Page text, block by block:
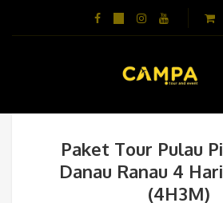
Paket Tour Pulau
Danau Ranau 4
(4H3M)